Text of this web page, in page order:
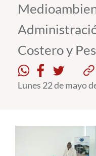
Funcionarios
Alumni
English
Costero y
Lunes 22 de mayo